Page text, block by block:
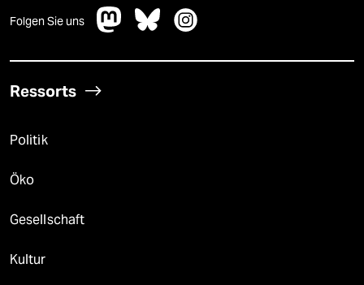
Folgen Sie uns
Ressorts
Politik
Öko
Gesellschaft
Kultur